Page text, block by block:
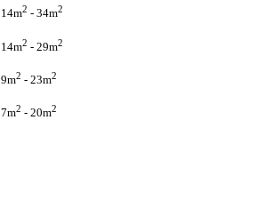
14m2 - 34m2
14m2 - 29m2
9m2 - 23m2
7m2 - 20m2